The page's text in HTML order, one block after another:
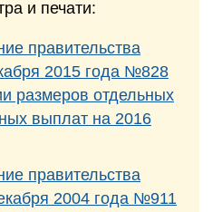
и печати:
правительства
2015 года №828
размеров отдельных
выплат на 2016
правительства
2004 года №911